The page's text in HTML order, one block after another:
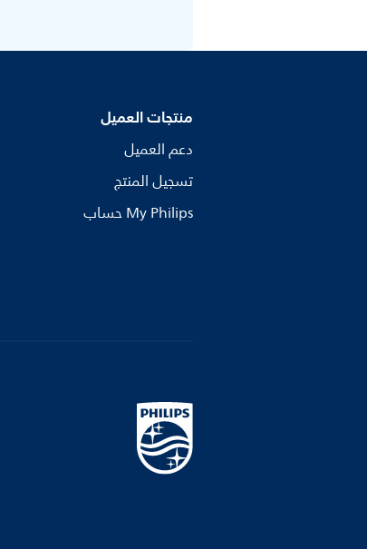
منتجات العميل
دعم العميل
تسجيل المنتج
My Philips حساب